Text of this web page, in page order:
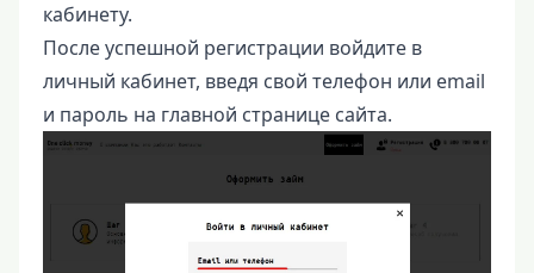
кабинету.
После успешной регистрации войдите в
личный кабинет, введя свой телефон или email
и пароль на главной странице сайта.